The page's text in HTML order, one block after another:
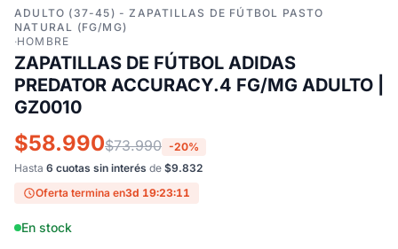
ADULTO (37-45) - ZAPATILLAS DE FÚTBOL PASTO
NATURAL (FG/MG)
·HOMBRE
ZAPATILLAS DE FÚTBOL ADIDAS
PREDATOR ACCURACY.4 FG/MG ADULTO |
GZ0010
$58.990$73.990 -20%
Hasta 6 cuotas sin interés de $9.832
Oferta termina en3d 19:23:10
En stock